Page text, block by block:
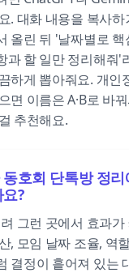
. 대화 내용을 복사하
올린 뒤 '날짜별로 핵
과 할 일만 정리해줘'
하게 뽑아줘요. 개인
면 이름은 A·B로 바
추천해요.
호회 단톡방 정
?
그런 곳에서 효과가
, 모임 날짜 조율, 역
결정이 흩어져 있는